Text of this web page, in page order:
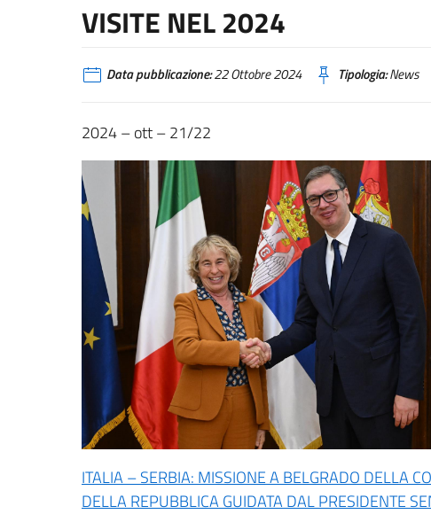
VISITE NEL 2024
Data pubblicazione:22 Ottobre 2024 Tipologia:News
2024 – ott – 21/22
ITALIA – SERBIA: MISSIONE A BELGRADO DELLA
DELLA REPUBBLICA GUIDATA DAL PRESIDENTE